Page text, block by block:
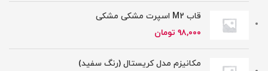
قاب M2 اسپرت مشکی مشکی
۹۸,۰۰۰ تومان
مکانیزم مدل کریستال (رنگ سفید)